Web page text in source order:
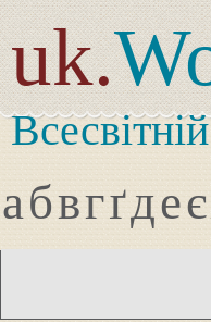
uk.
абвгґдеє